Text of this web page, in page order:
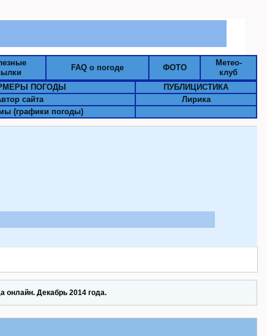
FAQ о погоде ФОТО
Метео-
клуб
ПОГОДЫ
ПУБЛИЦИСТИКА
сайта
Лирика
(графики погоды)
онлайн. Декабрь 2014 года.